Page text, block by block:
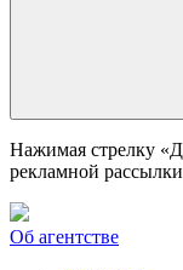
Нажимая стрелку
рекламной
Об агентстве